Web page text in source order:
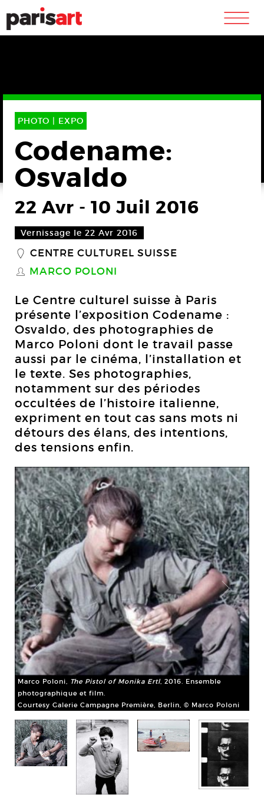
m
PHOTO | EXPO
Codename:
Osvaldo
22 Avr - 10 Juil 2016
Vernissage le 22 Avr 2016
_ CENTRE CULTUREL SUISSE
S MARCO POLONI
Le Centre culturel suisse à Paris
présente l’exposition Codename :
Osvaldo, des photographies de
Marco Poloni dont le travail passe
aussi par le cinéma, l’installation et
le texte. Ses photographies,
notamment sur des périodes
occultées de l’histoire italienne,
expriment en tout cas sans mots ni
détours des élans, des intentions,
des tensions enfin.
Marco Poloni, The Pistol of Monika Ertl, 2016. Ensemble
photographique et film.
Courtesy Galerie Campagne Première, Berlin, © Marco Poloni